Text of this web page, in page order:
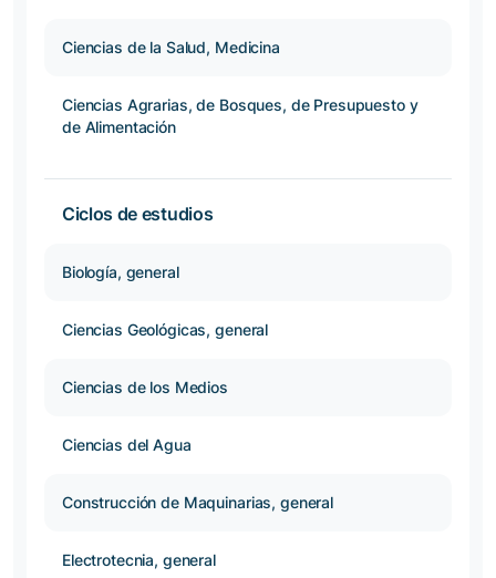
Ciencias de la Salud, Medicina
Ciencias Agrarias, de Bosques, de Presupuesto y
de Alimentación
Ciclos de estudios
Biología, general
Ciencias Geológicas, general
Ciencias de los Medios
Ciencias del Agua
Construcción de Maquinarias, general
Electrotecnia, general